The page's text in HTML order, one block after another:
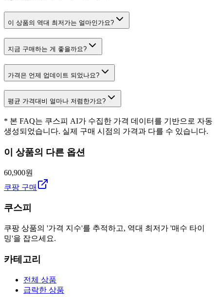
이 상품의 역대 최저가는 얼마인가요?
지금 구매하는 게 좋을까요?
가격은 언제 업데이트 되었나요?
평균 가격대비 얼마나 저렴한가요?
* 본 FAQ는 쿠스피 AI가 수집한 가격 데이터를 기반으로 자동
생성되었습니다. 실제 구매 시점의 가격과 다를 수 있습니다.
이 상품의 다른 옵션
60,900원
쿠팡 구매
쿠스피
쿠팡 상품의 '가격 지수'를 추적하고, 역대 최저가 '매수 타이
밍'을 잡으세요.
카테고리
전체 상품
급락한 상품